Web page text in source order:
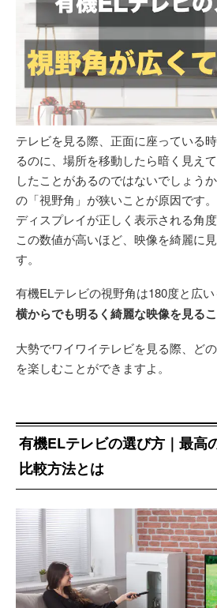
テレビを見る際、正面に座っている
るのに、場所を移動したら暗く見え
したことがあるのではないでしょう
の「視野角」が狭いことが原因です
ディスプレイが正しく表示される角
この数値が高いほど、映像を綺麗に
す。
有機ELテレビの視野角は180度と広い
横からでも明るく綺麗な映像を見る
大勢でワイワイテレビを見る際、ど
を楽しむことができますよ。
有機ELテレビの選び方｜最高
比較方法とは